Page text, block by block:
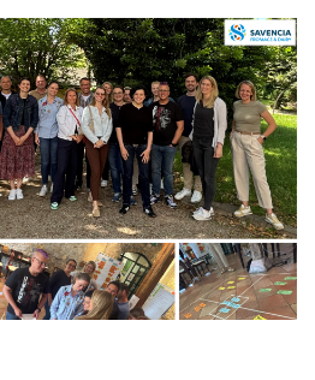
Lead_August 2025